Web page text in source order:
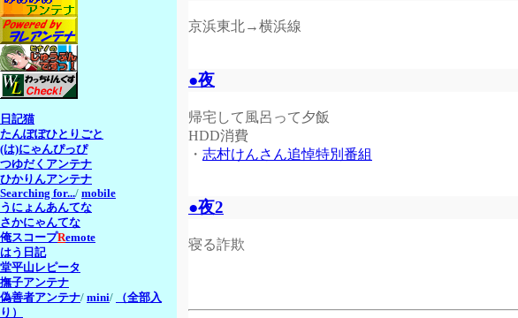
京浜東北→横浜線
●夜
帰宅して風呂って夕飯
HDD消費
・ 志村けんさん追悼特別番組
●夜2
寝る詐欺
日記猫
たんぽぽひとりごと
(は)にゃんぴっぴ
つゆだくアンテナ
ひかりんアンテナ
Searching for.../ mobile
うにょんあんてな
さかにゃんてな
俺スコープRemote
はう日記
堂平山レピータ
撫子アンテナ
偽善者アンテナ/ mini/
（全部入
り）